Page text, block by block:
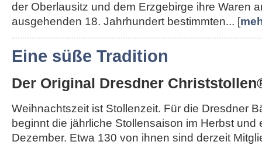
der Oberlausitz und dem Erzgebirge ihre Waren
ausgehenden 18. Jahrhundert bestimmten... [
Eine süße Tradition
Der Original Dresdner
Weihnachtszeit ist Stollenzeit. Für die Dresdner
beginnt die jährliche Stollensaison im Herbst und
Dezember. Etwa 130 von ihnen sind derzeit